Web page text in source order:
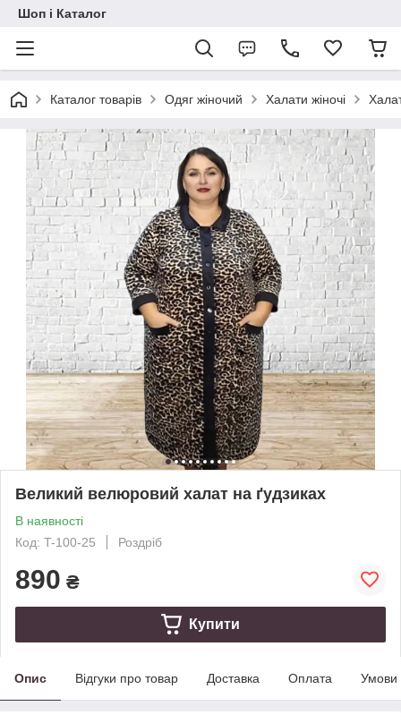
Шоп і Каталог
Каталог товарів Одяг жіночий Халати жіночі
Великий велюровий халат на ґудзиках
В наявності
Код: T-100-25
Роздріб
890 ₴
Купити
Опис Відгуки про товар Доставка Оплата Умови